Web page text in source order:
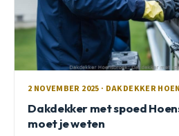
2 NOVEMBER 2025 · DAKDEKKER
Dakdekker met spoed
moet je weten